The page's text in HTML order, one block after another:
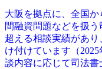
大阪を拠点に、全国
間融資問題などを扱
超える相談実績があ
け付けています（
談内容に応じて司法